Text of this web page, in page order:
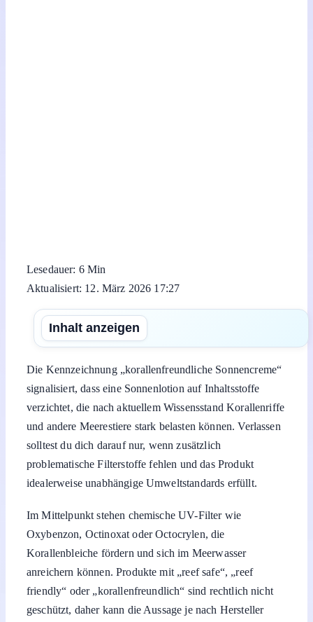
Lesedauer: 6 Min
Aktualisiert: 12. März 2026 17:27
Inhalt anzeigen
Die Kennzeichnung „korallenfreundliche Sonnencreme“
signalisiert, dass eine Sonnenlotion auf Inhaltsstoffe
verzichtet, die nach aktuellem Wissensstand Korallenriffe
und andere Meerestiere stark belasten können. Verlassen
solltest du dich darauf nur, wenn zusätzlich
problematische Filterstoffe fehlen und das Produkt
idealerweise unabhängige Umweltstandards erfüllt.
Im Mittelpunkt stehen chemische UV-Filter wie
Oxybenzon, Octinoxat oder Octocrylen, die
Korallenbleiche fördern und sich im Meerwasser
anreichern können. Produkte mit „reef safe“, „reef
friendly“ oder „korallenfreundlich“ sind rechtlich nicht
geschützt, daher kann die Aussage je nach Hersteller